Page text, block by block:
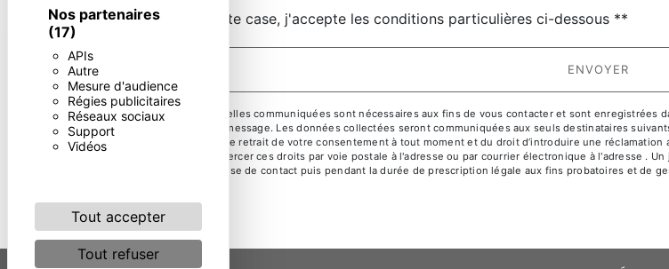
Nos partenaires
(17)
APIs
Autre
Mesure d'audience
Régies publicitaires
Réseaux sociaux
Support
Vidéos
Tout accepter
Tout refuser
En cochant cette case, j'accepte les conditions particulières ci-dessous **
ENVOYER
** Les données personnelles communiquées sont nécessaires aux fins de vous contacter et sont enregistrées
but de répondre à votre message. Les données collectées seront communiquées aux seuls destinataires
limitation, d’opposition, de retrait de votre consentement à tout moment et du droit d’introduire une
mortem. Vous pouvez exercer ces droits par voie postale à l'adresse ou par courrier électronique à l'adresse .
pendant la période de prise de contact puis pendant la durée de prescription légale aux fins probatoires et de